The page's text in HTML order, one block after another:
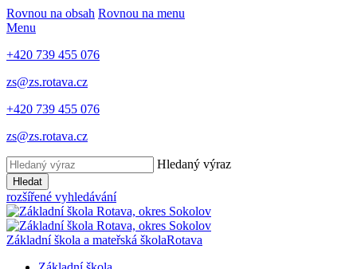
Rovnou na obsah Rovnou na menu
Menu
+420 739 455 076
zs@zs.rotava.cz
+420 739 455 076
zs@zs.rotava.cz
Hledaný výraz
Hledat
rozšířené vyhledávání
Základní škola a mateřská školaRotava